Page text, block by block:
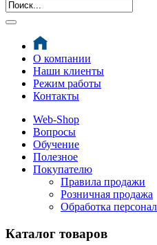
О компании
Наши клиенты
Режим работы
Контакты
Web-Shop
Вопросы
Обучение
Полезное
Покупателю
Правила продажи
Розничная продажа
Обработка
Каталог товаров